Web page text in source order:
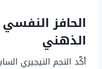
الحافز
الذهني
أكّد النجم النيجيري